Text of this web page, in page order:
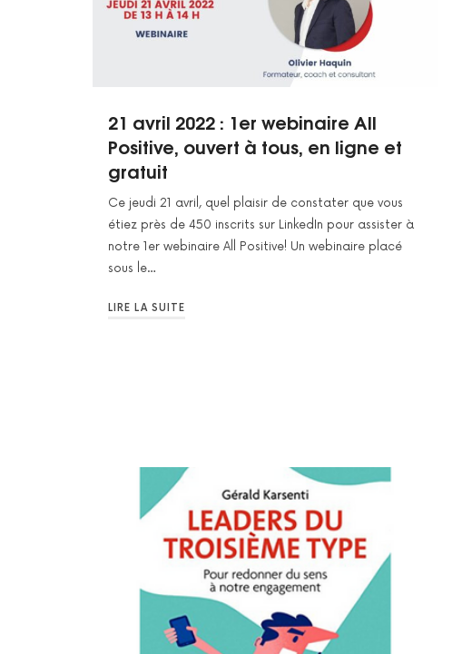
21 avril 2022 : 1er webinaire All
Positive, ouvert à tous, en ligne et
gratuit
Ce jeudi 21 avril, quel plaisir de constater que vous
étiez près de 450 inscrits sur LinkedIn pour assister à
notre 1er webinaire All Positive! Un webinaire placé
sous le…
LIRE LA SUITE